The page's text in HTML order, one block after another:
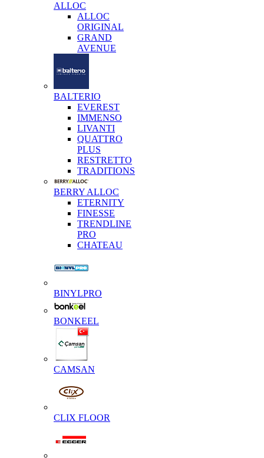
ALLOC
ALLOC
ORIGINAL
GRAND
AVENUE
BALTERIO
EVEREST
IMMENSO
LIVANTI
QUATTRO
PLUS
RESTRETTO
TRADITIONS
BERRY ALLOC
ETERNITY
FINESSE
TRENDLINE
PRO
CHATEAU
BINYLPRO
BONKEEL
CAMSAN
CLIX FLOOR